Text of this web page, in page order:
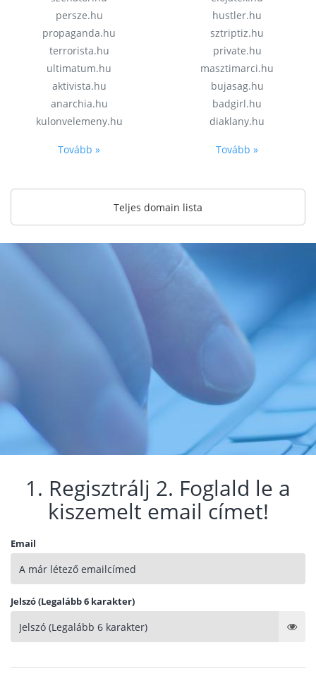
persze.hu
propaganda.hu
terrorista.hu
ultimatum.hu
aktivista.hu
anarchia.hu
kulonvelemeny.hu
Tovább »
hustler.hu
sztriptiz.hu
private.hu
masztimarci.hu
bujasag.hu
badgirl.hu
diaklany.hu
Tovább »
Teljes domain lista
1. Regisztrálj 2. Foglald le a
kiszemelt email címet!
Email
Jelszó (Legalább 6 karakter)